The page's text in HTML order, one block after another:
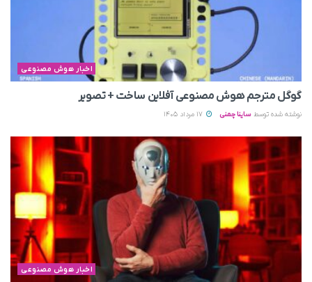
اخبار هوش مصنوعی
گوگل مترجم هوش مصنوعی آفلاین ساخت + تصویر
نوشته شده توسط ساینا چمنی
اخبار هوش مصنوعی